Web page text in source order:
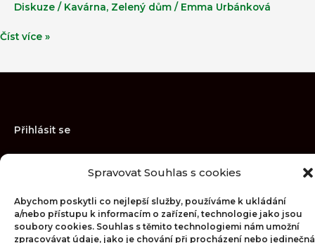
Spravovat Souhlas s cookies
Abychom poskytli co nejlepší služby, používáme k ukládání
a/nebo přístupu k informacím o zařízení, technologie jako jsou
soubory cookies. Souhlas s těmito technologiemi nám umožní
zpracovávat údaje, jako je chování při procházení nebo jedinečná
Diskuze / Kavárna, Zelený dům / Emma Urbánková
Číst více »
Přihlásit se
Obchodní podmínky
Zásady cookies (EU)